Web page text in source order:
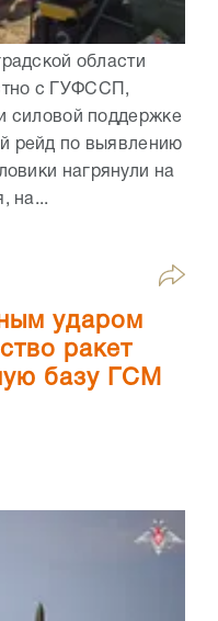
области
с ГУФССП,
силовой поддержке
рейд по выявлению
нагрянули на
на...
ударом
ракет
базу ГСМ